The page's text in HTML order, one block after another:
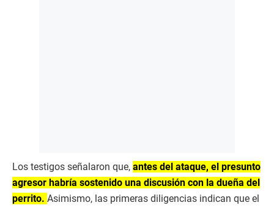
Los testigos señalaron que, antes del ataque, el presunto
agresor habría sostenido una discusión con la dueña del
perrito. Asimismo, las primeras diligencias indican que el